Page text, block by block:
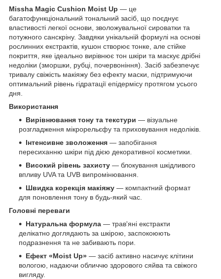
Missha Magic Cushion Moist Up — це
багатофункціональний тональний засіб, що поєднує
властивості легкої основи, зволожувальної сироватки та
потужного санскріну. Завдяки унікальній формулі на основі
рослинних екстрактів, кушон створює тонке, але стійке
покриття, яке ідеально вирівнює тон шкіри та маскує дрібні
недоліки (зморшки, рубці, почервоніння). Засіб забезпечує
тривалу свіжість макіяжу без ефекту маски, підтримуючи
оптимальний рівень гідратації епідермісу протягом усього
дня.
Використання
Вирівнювання тону та текстури — візуальне
розгладження мікрорельєфу та приховування недоліків.
Інтенсивне зволоження — запобігання
пересиханню шкіри під дією декоративної косметики.
Високий рівень захисту — блокування шкідливого
впливу UVA та UVB випромінювання.
Швидка корекція макіяжу — компактний формат
для поновлення тону в будь-який час.
Головні переваги
Натуральна формула — трав'яні екстракти
делікатно доглядають за шкірою, заспокоюють
подразнення та не забивають пори.
Ефект «Moist Up» — засіб активно насичує клітини
вологою, надаючи обличчю здорового сяйва та свіжого
вигляду.